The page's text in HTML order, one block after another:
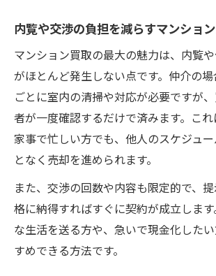
内覧や交渉の負担を減らすマンショ
マンション買取の最大の魅力は、内覧
がほとんど発生しない点です。仲介の
ごとに室内の清掃や対応が必要ですが
者が一度確認するだけで済みます。こ
家事で忙しい方でも、他人のスケジュ
となく売却を進められます。
また、交渉の回数や内容も限定的で、
格に納得すればすぐに契約が成立しま
な生活を送る方や、急いで現金化した
すめできる方法です。